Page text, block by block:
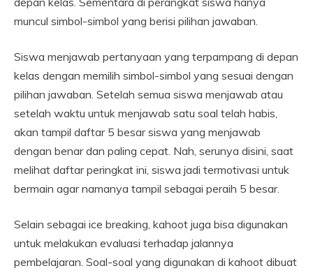
muncul simbol-simbol yang berisi pilihan jawaban.
Siswa menjawab pertanyaan yang terpampang di depan
kelas dengan memilih simbol-simbol yang sesuai dengan
pilihan jawaban. Setelah semua siswa menjawab atau
setelah waktu untuk menjawab satu soal telah habis,
akan tampil daftar 5 besar siswa yang menjawab
dengan benar dan paling cepat. Nah, serunya disini, saat
melihat daftar peringkat ini, siswa jadi termotivasi untuk
bermain agar namanya tampil sebagai peraih 5 besar.
Selain sebagai ice breaking, kahoot juga bisa digunakan
untuk melakukan evaluasi terhadap jalannya
pembelajaran. Soal-soal yang digunakan di kahoot dibuat